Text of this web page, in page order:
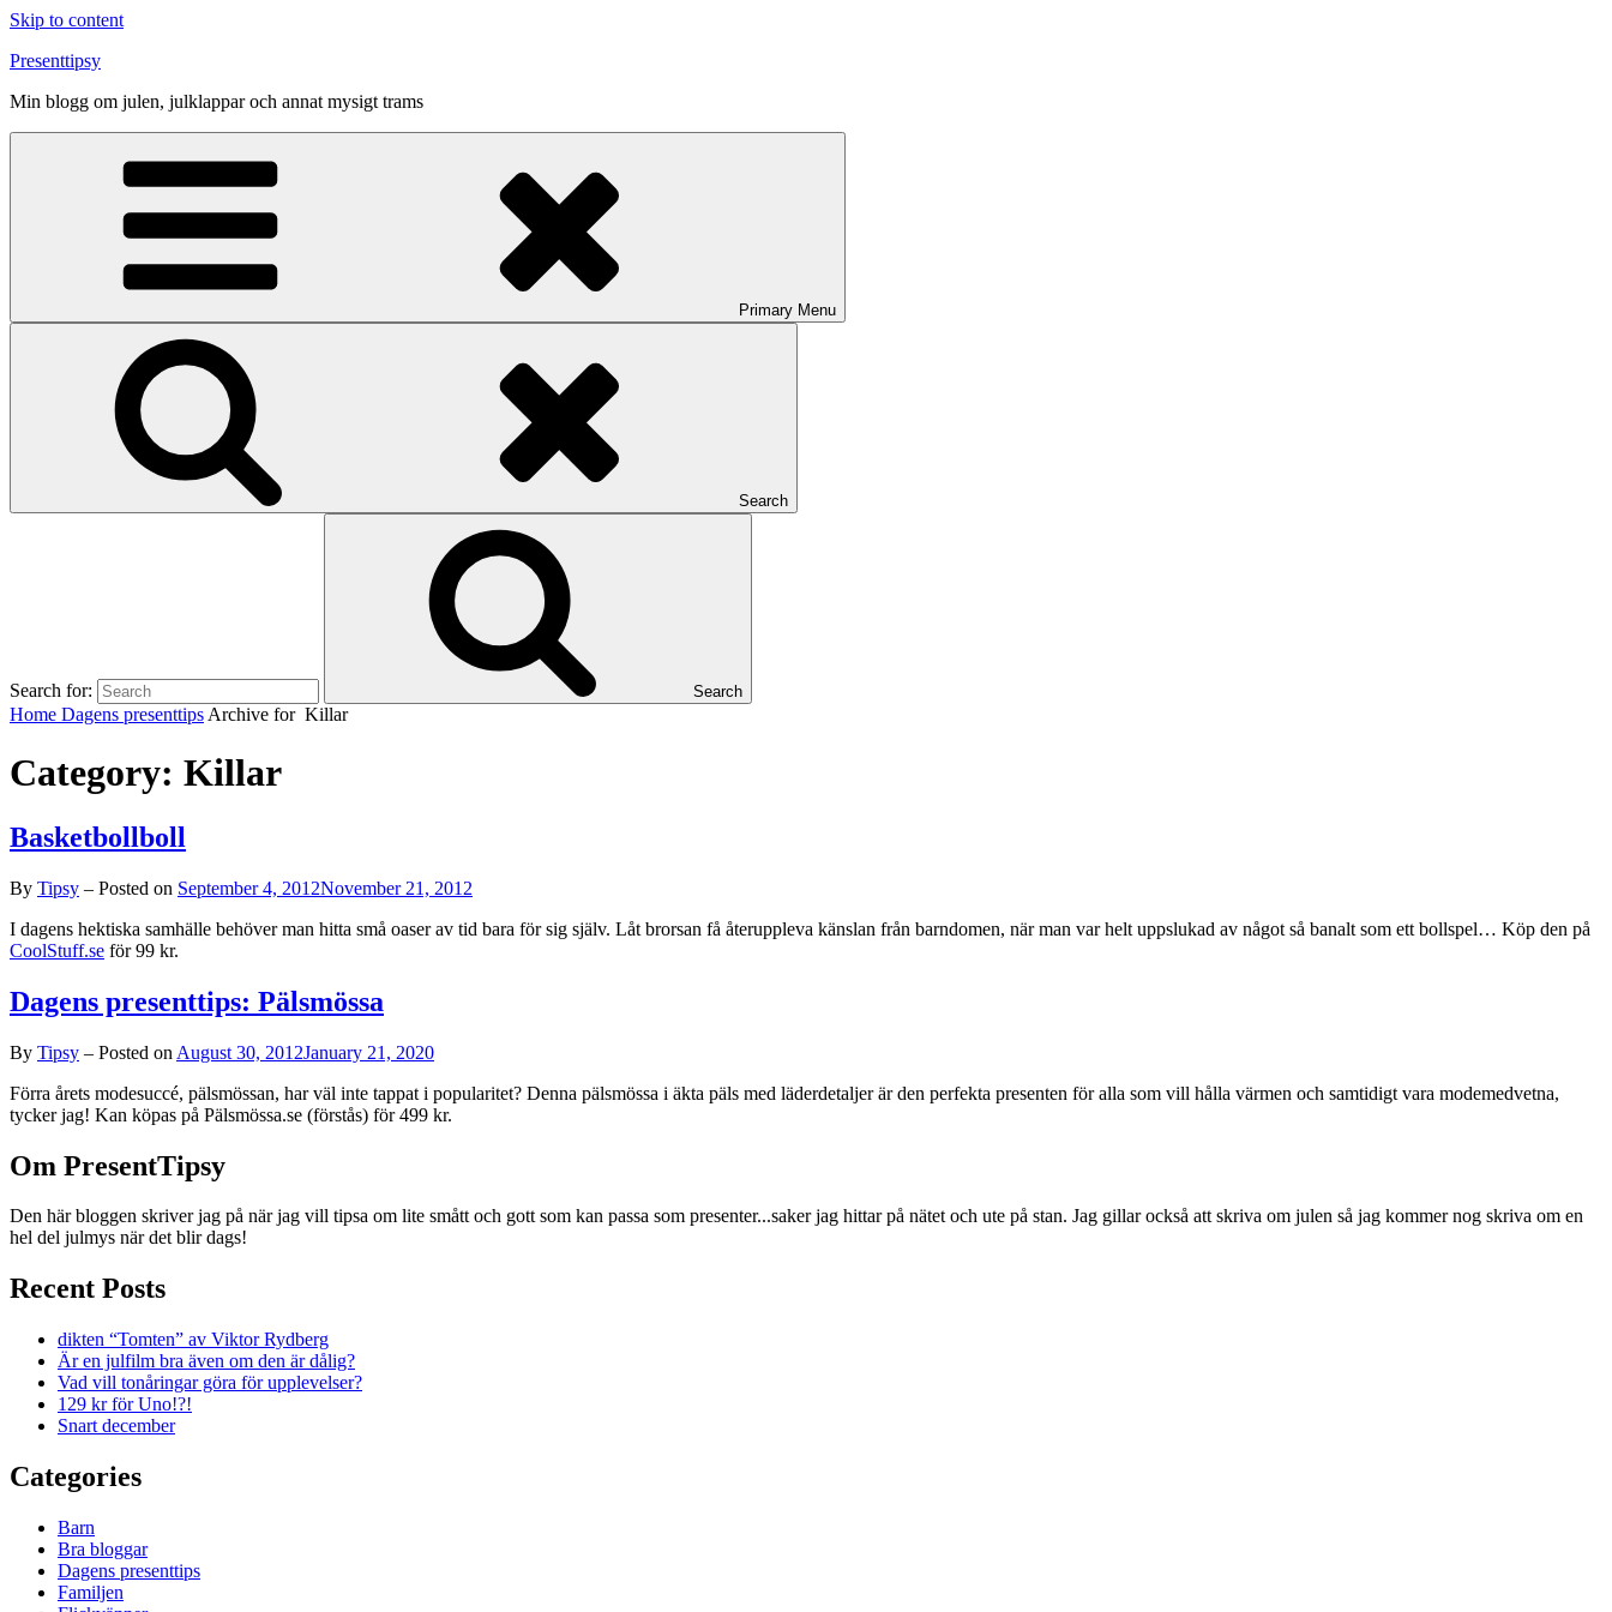
Skip to content
Presenttipsy
Min blogg om julen, julklappar och annat mysigt trams
Primary Menu
Search
Search for: Search
Home Dagens presenttips Archive for Killar
Category: Killar
Basketbollboll
By Tipsy – Posted on September 4, 2012November 21, 2012
I dagens hektiska samhälle behöver man hitta små oaser av tid bara för sig själv. Låt brorsan få återuppleva känslan från barndomen, när man var helt uppslukad av något så banalt som ett bollspel… Köp den på
CoolStuff.se för 99 kr.
Dagens presenttips: Pälsmössa
By Tipsy – Posted on August 30, 2012January 21, 2020
Förra årets modesuccé, pälsmössan, har väl inte tappat i popularitet? Denna pälsmössa i äkta päls med läderdetaljer är den perfekta presenten för alla som vill hålla värmen och samtidigt vara modemedvetna,
tycker jag! Kan köpas på Pälsmössa.se (förstås) för 499 kr.
Om PresentTipsy
Den här bloggen skriver jag på när jag vill tipsa om lite smått och gott som kan passa som presenter...saker jag hittar på nätet och ute på stan. Jag gillar också att skriva om julen så jag kommer nog skriva om en
hel del julmys när det blir dags!
Recent Posts
dikten “Tomten” av Viktor Rydberg
Är en julfilm bra även om den är dålig?
Vad vill tonåringar göra för upplevelser?
129 kr för Uno!?!
Snart december
Categories
Barn
Bra bloggar
Dagens presenttips
Familjen